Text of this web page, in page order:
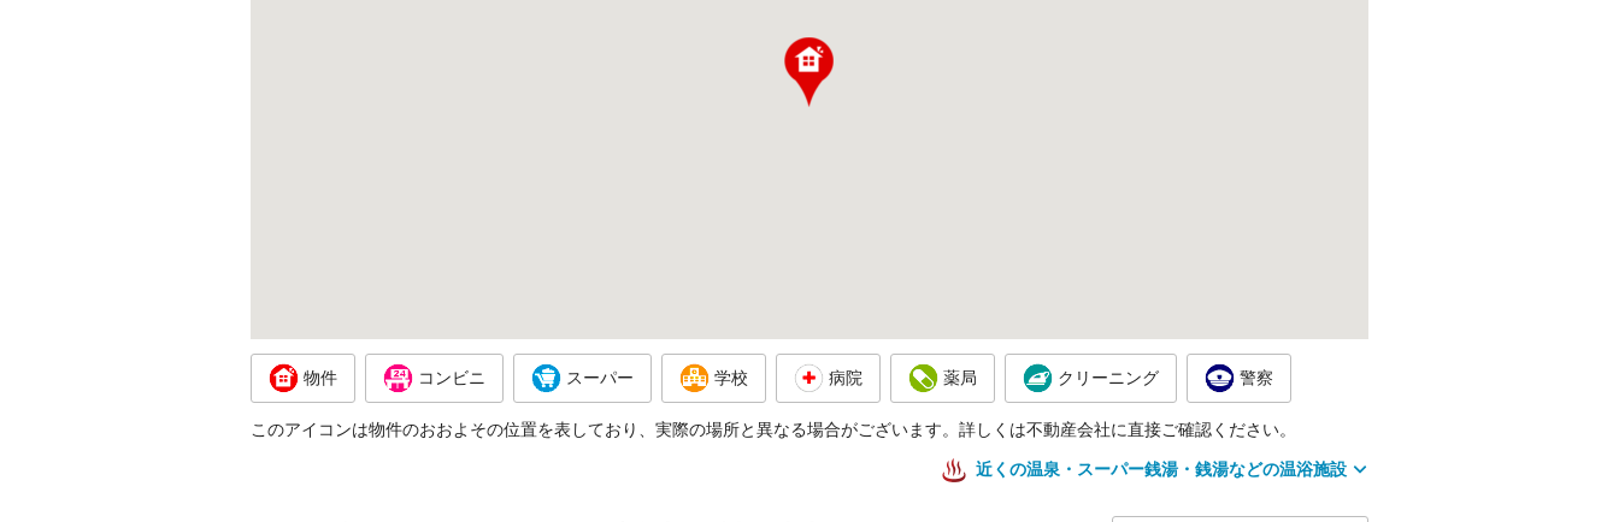
物件 コンビニ スーパー 学校 病院 薬局 クリーニング 警察
このアイコンは物件のおおよその位置を表しており、実際の場所と異なる場合がございます。詳しくは不動産会社に直接ご確認ください。
近くの温泉・スーパー銭湯・銭湯などの温浴施設